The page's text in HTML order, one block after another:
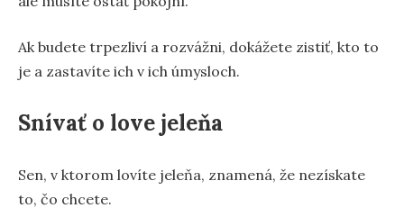
Ak budete trpezliví a rozvážni, dokážete zistiť, kto to
je a zastavíte ich v ich úmysloch.
Snívať o love jeleňa
Sen, v ktorom lovíte jeleňa, znamená, že nezískate
to, čo chcete.